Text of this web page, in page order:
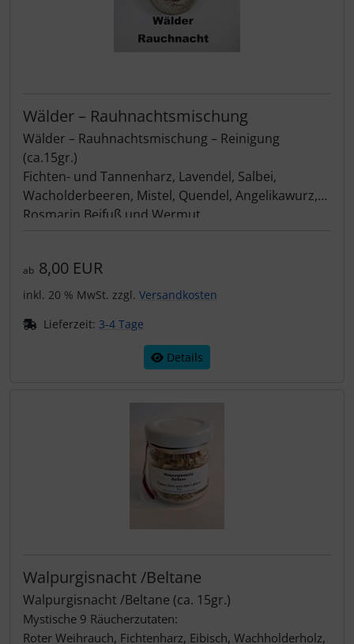
Wälder – Rauhnachtsmischung
Wälder – Rauhnachtsmischung – Reinigung
(ca.15gr.)
Fichten- und Tannenharz, Lavendel, Salbei,
Wacholderbeeren, Mistel, Quendel, Angelikawurz,
Rosmarin Beifuß und Wermut
Alte Energien werden mit dieser
Rauhnachtsmischung verabschiedet um für Neues
ab 8,00 EUR
inkl. 20 % MwSt. zzgl. Versandkosten
Lieferzeit: 3-4 Tage
Details
Walpurgisnacht /Beltane
Walpurgisnacht /Beltane (ca. 15gr.)
Mystische 9 Räucherzutaten:
Roter Weihrauch, Fichtenharz, Eibisch, Wachholderholz,